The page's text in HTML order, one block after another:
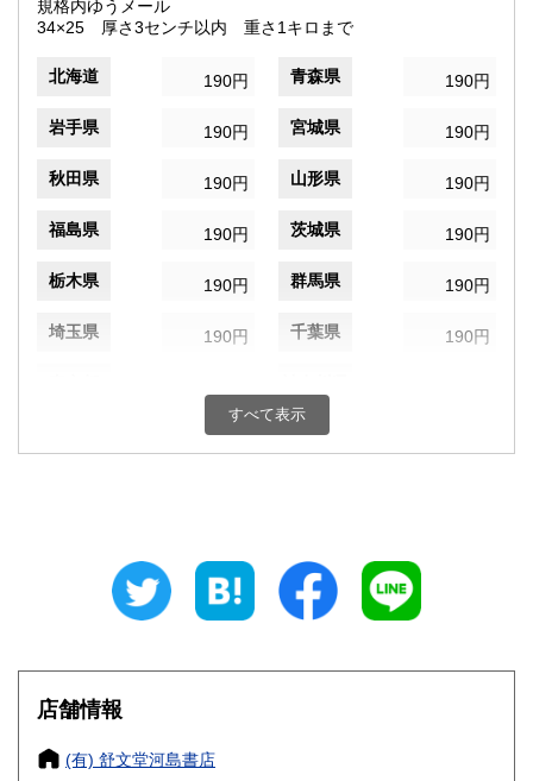
規格内ゆうメール
34×25 厚さ3センチ以内 重さ1キロまで
北海道 190円 青森県 190円
岩手県 190円 宮城県 190円
秋田県 190円 山形県 190円
福島県 190円 茨城県 190円
栃木県 190円 群馬県 190円
埼玉県 190円 千葉県 190円
190円 富山県
190円 静岡県
すべて表示
店舗情報
(有) 舒文堂河島書店